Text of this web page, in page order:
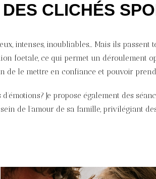
CLICHÉS
intenses, inoubliables… Mais ils
foetale, ce qui permet un déroulement
de le mettre en confiance et pouvoir
Je propose également des
de l’amour de sa famille, privilégiant